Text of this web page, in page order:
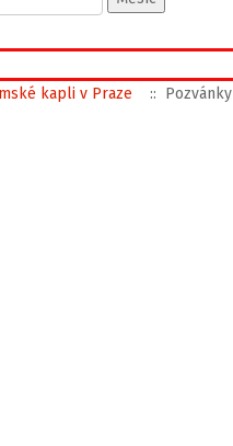
kapli v Praze :: Pozvánky